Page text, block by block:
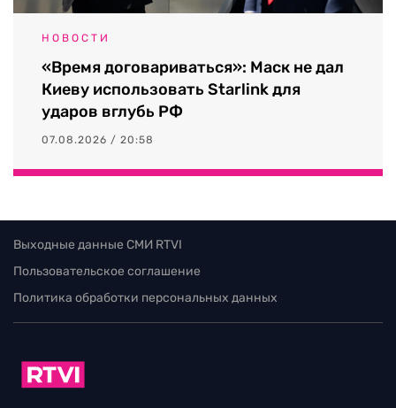
НОВОСТИ
«Время договариваться»: Маск не дал
Киеву использовать Starlink для
ударов вглубь РФ
07.08.2026 / 20:58
Выходные данные СМИ RTVI
Пользовательское соглашение
Политика обработки персональных данных